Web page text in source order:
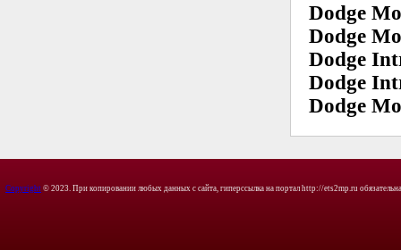
Dodge
Dodge
Dodge
Dodge
Dodge
Copyright © 2023. При копировании любых данных с сайта, гиперссылка на портал http://ets2mp.ru